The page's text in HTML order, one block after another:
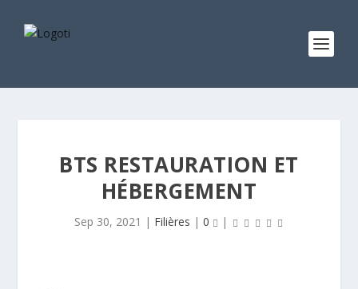
BTS RESTAURATION ET
HÉBERGEMENT
Sep 30, 2021 | Filières | 0 |